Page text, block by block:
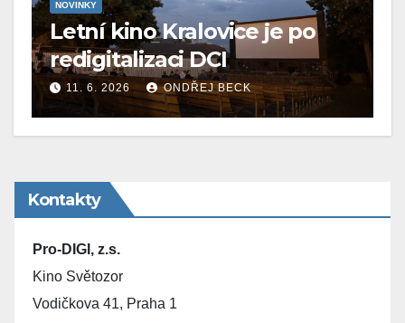
NOVINKY
Letní kino Kralovice je po
redigitalizaci DCI
11. 6. 2026 ONDŘEJ BECK
Kontakty
Pro-DIGI, z.s.
Kino Světozor
Vodičkova 41, Praha 1